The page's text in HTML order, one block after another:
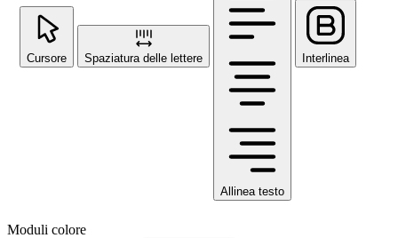
Cursore Spaziatura delle lettere
Allinea testo
Interlinea
Moduli colore